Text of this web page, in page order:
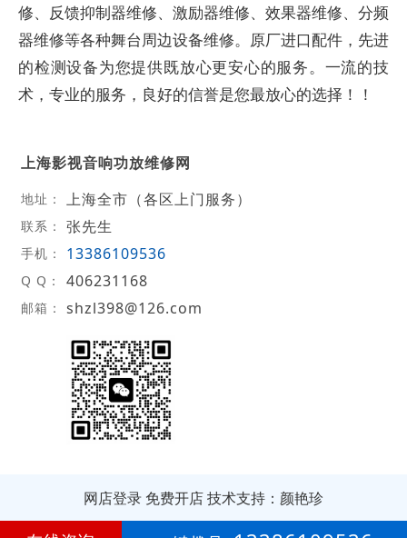
修、反馈抑制器维修、激励器维修、效果器维修、分频
器维修等各种舞台周边设备维修。原厂进口配件，先进
的检测设备为您提供既放心更安心的服务。一流的技
术，专业的服务，良好的信誉是您最放心的选择！！
上海影视音响功放维修网
地址： 上海全市（各区上门服务）
联系： 张先生
手机： 13386109536
Q Q： 406231168
邮箱： shzl398@126.com
网店登录 免费开店技术支持：颜艳珍